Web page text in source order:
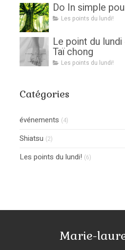
Do In simple
Les points du lundi!
Le point du
Taï chong
Les points du lundi!
Catégories
événements (4)
Shiatsu (2)
Les points du lundi! (6)
Marie-